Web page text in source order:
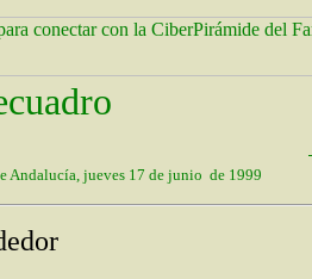
Andalucía, jueves 17 de junio de 1999